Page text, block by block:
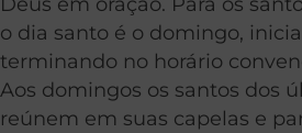
o dia santo é o domingo,
terminando no horário
Aos domingos os santos dos
reúnem em suas capelas e